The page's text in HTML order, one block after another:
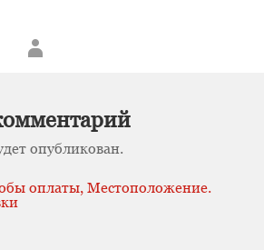
опубликован.
оплаты, Местоположение.